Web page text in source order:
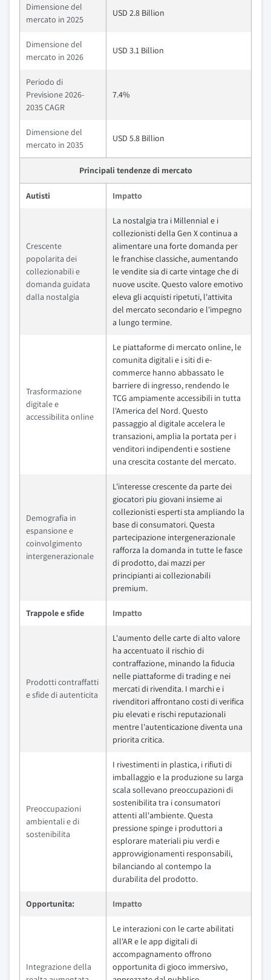
Dimensione del
mercato in 2025
USD 2.8 Billion
Dimensione del
mercato in 2026
USD 3.1 Billion
Periodo di
Previsione 2026-
2035 CAGR
7.4%
Dimensione del
mercato in 2035
USD 5.8 Billion
Principali tendenze di mercato
Autisti Impatto
Crescente
popolarita dei
collezionabili e
domanda guidata
dalla nostalgia
La nostalgia tra i Millennial e i
collezionisti della Gen X continua a
alimentare una forte domanda per
le franchise classiche, aumentando
le vendite sia di carte vintage che di
nuove uscite. Questo valore emotivo
eleva gli acquisti ripetuti, l'attivita
del mercato secondario e l'impegno
a lungo termine.
Trasformazione
digitale e
accessibilita online
Le piattaforme di mercato online, le
comunita digitali e i siti di e-
commerce hanno abbassato le
barriere di ingresso, rendendo le
TCG ampiamente accessibili in tutta
l'America del Nord. Questo
passaggio al digitale accelera le
transazioni, amplia la portata per i
venditori indipendenti e sostiene
una crescita costante del mercato.
Demografia in
espansione e
coinvolgimento
intergenerazionale
L'interesse crescente da parte dei
giocatori piu giovani insieme ai
collezionisti esperti sta ampliando la
base di consumatori. Questa
partecipazione intergenerazionale
rafforza la domanda in tutte le fasce
di prodotto, dai mazzi per
principianti ai collezionabili
premium.
Trappole e sfide Impatto
Prodotti contraffatti
e sfide di autenticita
L'aumento delle carte di alto valore
ha accentuato il rischio di
contraffazione, minando la fiducia
nelle piattaforme di trading e nei
mercati di rivendita. I marchi e i
rivenditori affrontano costi di verifica
piu elevati e rischi reputazionali
mentre l'autenticazione diventa una
priorita critica.
Preoccupazioni
ambientali e di
sostenibilita
I rivestimenti in plastica, i rifiuti di
imballaggio e la produzione su larga
scala sollevano preoccupazioni di
sostenibilita tra i consumatori
attenti all'ambiente. Questa
pressione spinge i produttori a
esplorare materiali piu verdi e
approvvigionamenti responsabili,
bilanciando al contempo la
durabilita del prodotto.
Opportunita: Impatto
Integrazione della
Le interazioni con le carte abilitati
all'AR e le app digitali di
accompagnamento offrono
opportunita di gioco immersivo,